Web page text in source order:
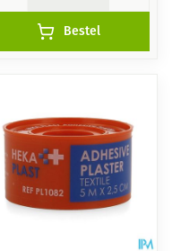
Bestel